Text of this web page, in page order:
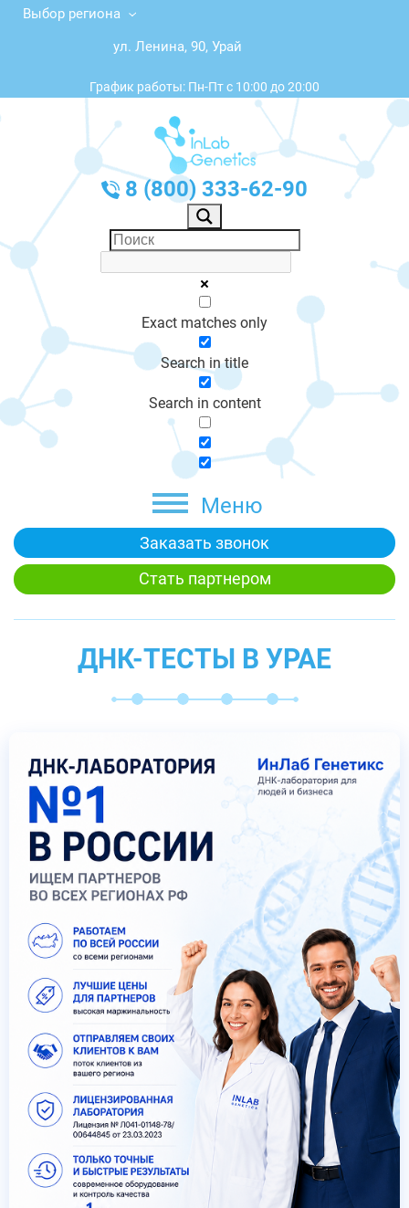
Выбор региона
ул. Ленина, 90, Урай
График работы: Пн-Пт с 10:00 до 20:00
8 (800) 333-62-90
Exact matches only
Search in title
Search in content
Меню
Заказать звонок
Стать партнером
ДНК-ТЕСТЫ В УРАЕ